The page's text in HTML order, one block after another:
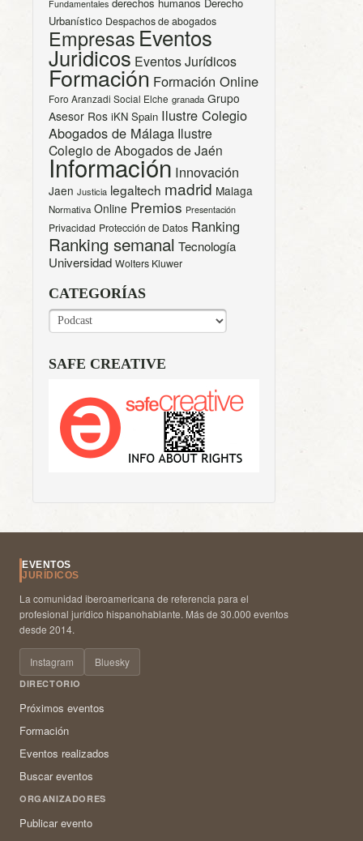
Fundamentales
Urbanístico Despachos de abogados
Empresas Eventos
Juridicos Eventos Jurídicos
Formación Formación Online
Foro Aranzadi Social Elche granada Grupo
Asesor Ros iKN Spain Ilustre Colegio
Abogados de Málaga Ilustre
Colegio de Abogados de Jaén
Información Innovación
Jaen Justicia legaltech madrid Malaga
Normativa Online Premios Presentación
Privacidad Protección de Datos Ranking
Ranking semanal Tecnología
Universidad Wolters Kluwer
CATEGORÍAS
CATEGORÍAS
SAFE CREATIVE
EVENTOS
JURÍDICOS
La comunidad iberoamericana de referencia para el
profesional jurídico hispanohablante. Más de 30.000 eventos
desde 2014.
Instagram Bluesky
DIRECTORIO
Próximos eventos
Formación
Eventos realizados
Buscar eventos
ORGANIZADORES
Publicar evento